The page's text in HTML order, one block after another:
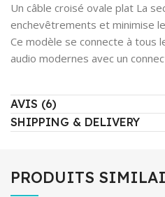
Un câble croisé ovale plat La
enchevêtrements et minimise
Ce modèle se connecte à tous
audio modernes avec un
AVIS (6)
SHIPPING & DELIVERY
PRODUITS